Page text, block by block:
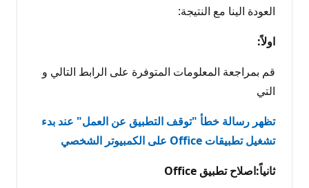
العودة الينا مع النتيجة:
اولاً:
قم بمراجعة المعلومات المتوفرة على الرابط التالي و
التي
تظهر رسالة خطأ "توقف التطبيق عن العمل" عند بدء
تشغيل تطبيقات Office على الكمبيوتر الشخصي
ثانياً:اصلاح تطبيق Office